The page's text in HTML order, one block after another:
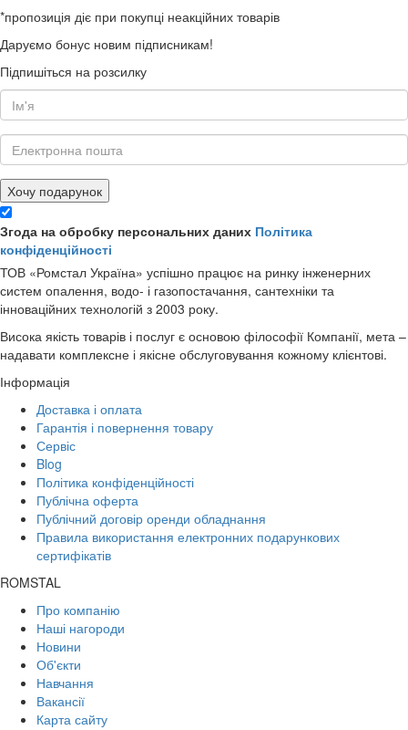
*пропозиція діє при покупці неакційних товарів
Даруємо бонус новим підписникам!
Підпишіться на розсилку
Хочу подарунок
Згода на обробку персональних даних Політика
конфіденційності
ТОВ «Ромстал Україна» успішно працює на ринку інженерних
систем опалення, водо- і газопостачання, сантехніки та
інноваційних технологій з 2003 року.
Висока якість товарів і послуг є основою філософії Компанії, мета –
надавати комплексне і якісне обслуговування кожному клієнтові.
Інформація
Доставка і оплата
Гарантія і повернення товару
Сервіс
Blog
Політика конфіденційності
Публічна оферта
Публічний договір оренди обладнання
Правила використання електронних подарункових
сертифікатів
ROMSTAL
Про компанію
Наші нагороди
Новини
Об'єкти
Навчання
Вакансії
Карта сайту